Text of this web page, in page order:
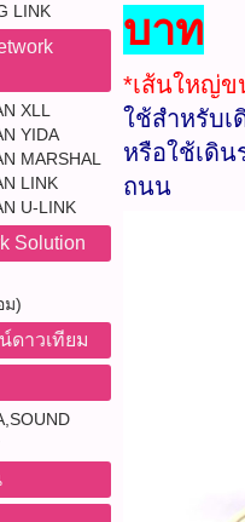
LINK
XLL
YIDA
MARSHAL
LINK
U-LINK
Solution
ม)
าวเทียม
บาท
*เส้นใหญ่ข
ใช้สำหรับ
หรือใช้เดิ
ถนน